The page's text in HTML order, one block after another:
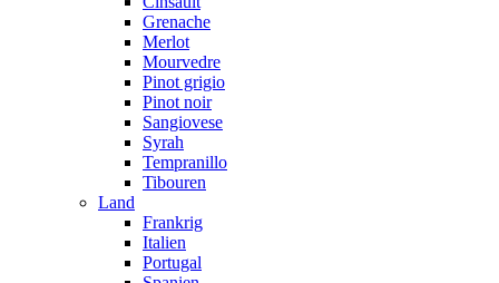
Grenache
Merlot
Mourvedre
Pinot grigio
Pinot noir
Sangiovese
Syrah
Tempranillo
Tibouren
Land
Frankrig
Italien
Portugal